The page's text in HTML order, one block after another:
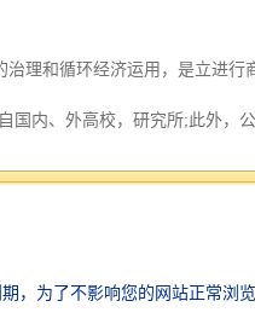
理和循环经济运用，是立进行
国内、外高校，研究所;此外
环保扬尘处理行业，实现纵横